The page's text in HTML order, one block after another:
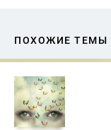
ПОХОЖИЕ ТЕМЫ